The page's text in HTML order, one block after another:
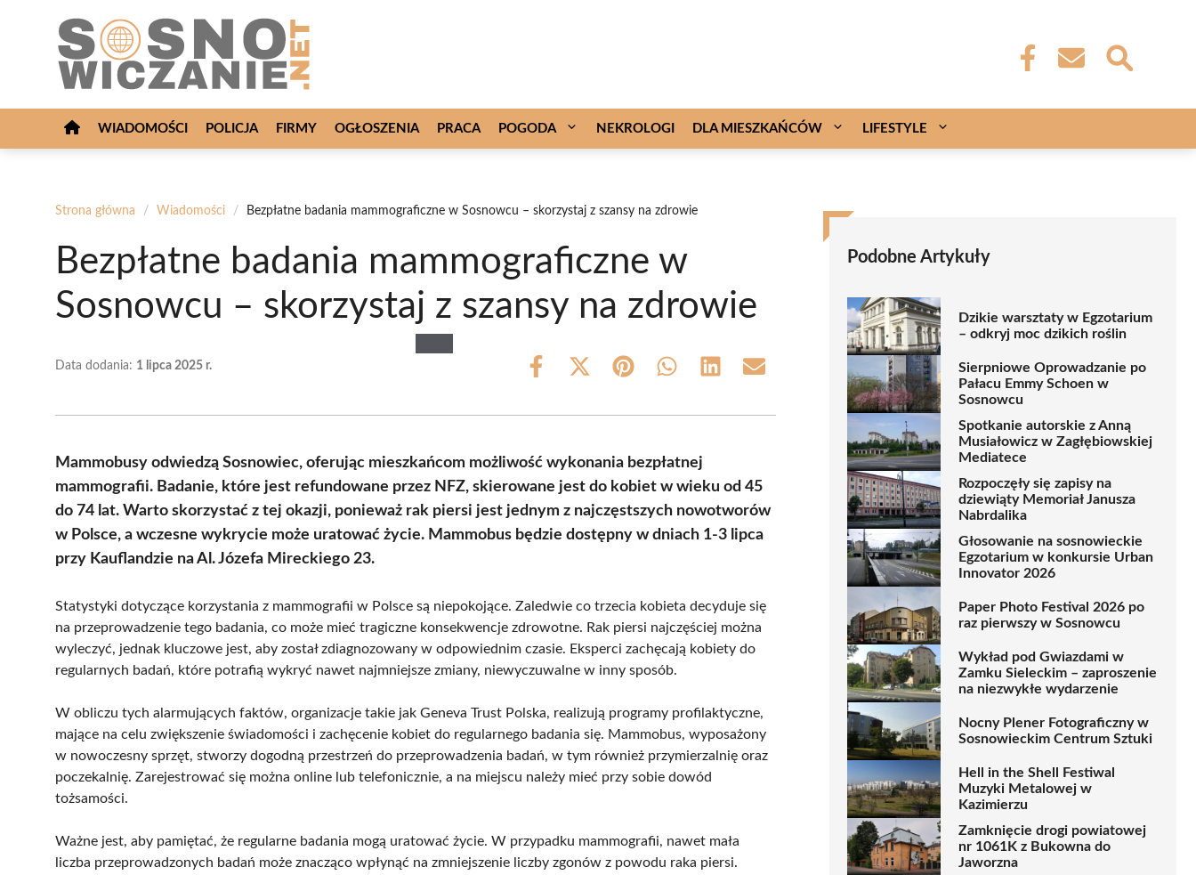
WIADOMOŚCI POLICJA FIRMY OGŁOSZENIA PRACA POGODA NEKROLOGI DLA MIESZKAŃCÓW LIFESTYLE
Strona główna / Wiadomości / Bezpłatne badania mammograficzne w Sosnowcu – skorzystaj z szansy na zdrowie
Bezpłatne badania mammograficzne w
Sosnowcu – skorzystaj z szansy na zdrowie
Data dodania: 1 lipca 2025 r.
Share
Share
(Twitter)
Share Share Share Share
Mammobusy odwiedzą Sosnowiec, oferując mieszkańcom możliwość wykonania bezpłatnej
mammografii. Badanie, które jest refundowane przez NFZ, skierowane jest do kobiet w wieku od 45
do 74 lat. Warto skorzystać z tej okazji, ponieważ rak piersi jest jednym z najczęstszych nowotworów
w Polsce, a wczesne wykrycie może uratować życie. Mammobus będzie dostępny w dniach 1-3 lipca
przy Kauflandzie na Al. Józefa Mireckiego 23.
Statystyki dotyczące korzystania z mammografii w Polsce są niepokojące. Zaledwie co trzecia kobieta decyduje się
na przeprowadzenie tego badania, co może mieć tragiczne konsekwencje zdrowotne. Rak piersi najczęściej można
wyleczyć, jednak kluczowe jest, aby został zdiagnozowany w odpowiednim czasie. Eksperci zachęcają kobiety do
regularnych badań, które potrafią wykryć nawet najmniejsze zmiany, niewyczuwalne w inny sposób.
W obliczu tych alarmujących faktów, organizacje takie jak Geneva Trust Polska, realizują programy profilaktyczne,
mające na celu zwiększenie świadomości i zachęcenie kobiet do regularnego badania się. Mammobus, wyposażony
w nowoczesny sprzęt, stworzy dogodną przestrzeń do przeprowadzenia badań, w tym również przymierzalnię oraz
poczekalnię. Zarejestrować się można online lub telefonicznie, a na miejscu należy mieć przy sobie dowód
tożsamości.
Ważne jest, aby pamiętać, że regularne badania mogą uratować życie. W przypadku mammografii, nawet mała
liczba przeprowadzonych badań może znacząco wpłynąć na zmniejszenie liczby zgonów z powodu raka piersi.
Podobne Artykuły
Dzikie warsztaty w Egzotarium
– odkryj moc dzikich roślin
Sierpniowe Oprowadzanie po
Pałacu Emmy Schoen w
Sosnowcu
Spotkanie autorskie z Anną
Musiałowicz w Zagłębiowskiej
Mediatece
Rozpoczęły się zapisy na
dziewiąty Memoriał Janusza
Nabrdalika
Głosowanie na sosnowieckie
Egzotarium w konkursie Urban
Innovator 2026
Paper Photo Festival 2026 po
raz pierwszy w Sosnowcu
Wykład pod Gwiazdami w
Zamku Sieleckim – zaproszenie
na niezwykłe wydarzenie
Nocny Plener Fotograficzny w
Sosnowieckim Centrum Sztuki
Hell in the Shell Festiwal
Muzyki Metalowej w
Kazimierzu
Zamknięcie drogi powiatowej
nr 1061K z Bukowna do
Jaworzna